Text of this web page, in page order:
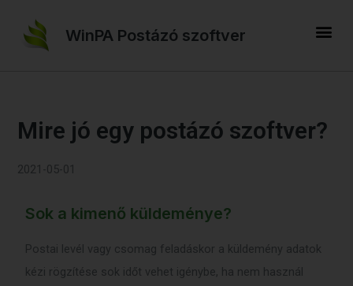
WinPA Postázó szoftver
Mire jó egy postázó szoftver?
2021-05-01
Sok a kimenő küldeménye?
Postai levél vagy csomag feladáskor a küldemény adatok
kézi rögzítése sok időt vehet igénybe, ha nem használ